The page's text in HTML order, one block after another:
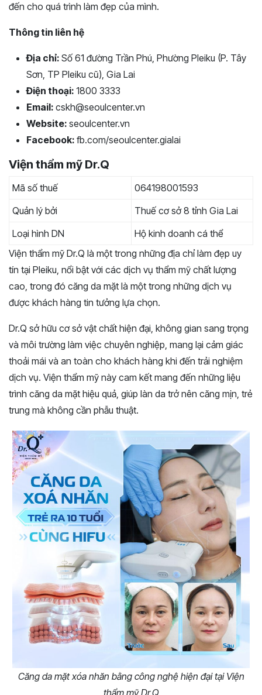
đến cho quá trình làm đẹp của mình.
Thông tin liên hệ
Địa chỉ: Số 61 đường Trần Phú, Phường Pleiku (P. Tây
Sơn, TP Pleiku cũ), Gia Lai
Điện thoại: 1800 3333
Email: cskh@seoulcenter.vn
Website: seoulcenter.vn
Facebook: fb.com/seoulcenter.gialai
Viện thẩm mỹ Dr.Q
Mã số thuế
064198001593
Quản lý bởi
Thuế cơ sở 8 tỉnh Gia Lai
Loại hình DN
Hộ kinh doanh cá thể
Viện thẩm mỹ Dr.Q là một trong những địa chỉ làm đẹp uy
tín tại Pleiku, nổi bật với các dịch vụ thẩm mỹ chất lượng
cao, trong đó căng da mặt là một trong những dịch vụ
được khách hàng tin tưởng lựa chọn.
Dr.Q sở hữu cơ sở vật chất hiện đại, không gian sang trọng
và môi trường làm việc chuyên nghiệp, mang lại cảm giác
thoải mái và an toàn cho khách hàng khi đến trải nghiệm
dịch vụ. Viện thẩm mỹ này cam kết mang đến những liệu
trình căng da mặt hiệu quả, giúp làn da trở nên căng mịn, trẻ
trung mà không cần phẫu thuật.
Căng da mặt xóa nhăn bằng công nghệ hiện đại tại Viện